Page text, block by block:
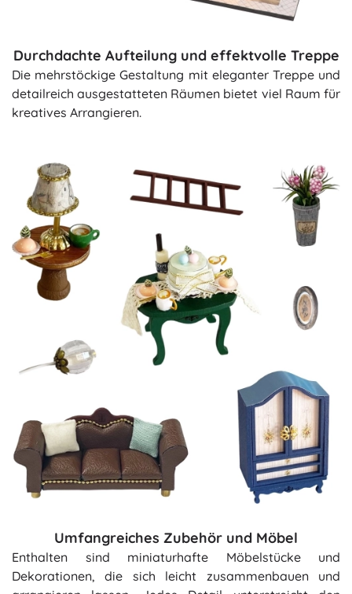
Durchdachte Aufteilung und effektvolle Treppe
Die mehrstöckige Gestaltung mit eleganter Treppe und
detailreich ausgestatteten Räumen bietet viel Raum für
kreatives Arrangieren.
Umfangreiches Zubehör und Möbel
Enthalten sind miniaturhafte Möbelstücke und
Dekorationen, die sich leicht zusammenbauen und